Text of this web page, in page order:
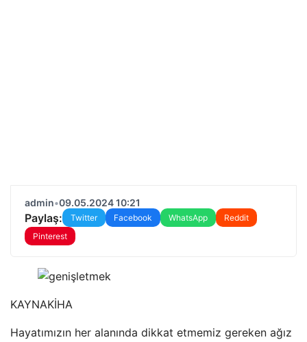
admin•09.05.2024 10:21
Paylaş: Twitter Facebook WhatsApp
Reddit
Pinterest
KAYNAKİHA
Hayatımızın her alanında dikkat etmemiz gereken ağız